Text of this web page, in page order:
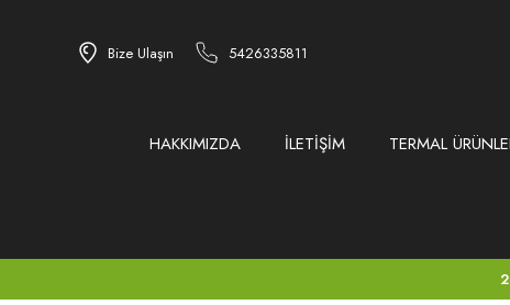
Bize Ulaşın 5426335811
HAKKIMIZDA İLETİŞİM TERMAL